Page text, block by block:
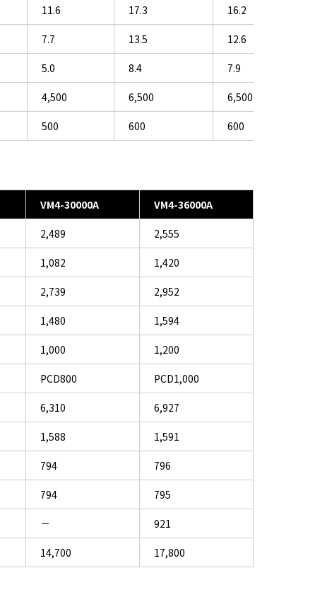
11.6 17.3 16.2
7.7 13.5 12.6
5.0 8.4 7.9
4,500 6,500 6,500
500 600 600
VM4-30000A VM4-36000A
2,489 2,555
1,082 1,420
2,739 2,952
1,480 1,594
1,000 1,200
PCD800 PCD1,000
6,310 6,927
1,588 1,591
794 796
794 795
－ 921
14,700 17,800